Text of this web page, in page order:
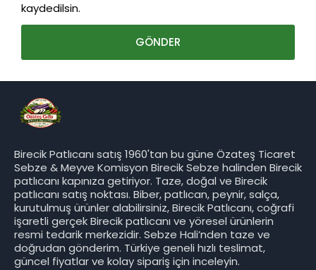
kaydedilsin.
Birecik Patlıcanı satış 1960'tan bu güne Özateş Ticaret
Sebze & Meyve Komisyon Birecik Sebze halinden Birecik
patlıcanı kapınıza getiriyor. Taze, doğal ve Birecik
patlıcanı satış noktası. Biber, patlıcan, peynir, salça,
kurutulmuş ürünler alabilirsiniz, Birecik Patlıcanı, coğrafi
işaretli gerçek Birecik patlıcanı ve yöresel ürünlerin
resmi tedarik merkezidir. Sebze Hali’nden taze ve
doğrudan gönderim. Türkiye geneli hızlı teslimat,
güncel fiyatlar ve kolay sipariş için inceleyin.